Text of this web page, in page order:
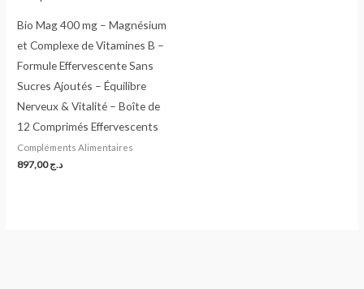
Bio Mag 400 mg – Magnésium
et Complexe de Vitamines B –
Formule Effervescente Sans
Sucres Ajoutés – Équilibre
Nerveux & Vitalité – Boîte de
12 Comprimés Effervescents
Compléments Alimentaires
د.ج897,00